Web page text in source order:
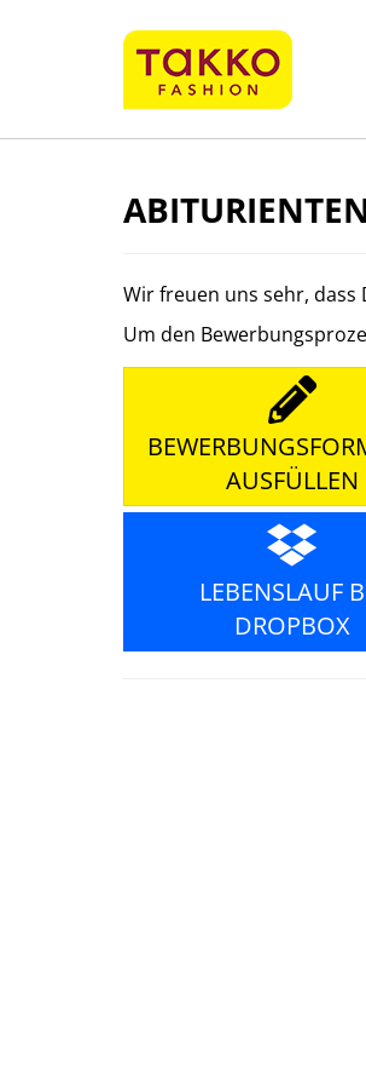
Wir freuen uns sehr,
Um den
AUSFÜLLEN
LEBENSLAUF
DROPBOX